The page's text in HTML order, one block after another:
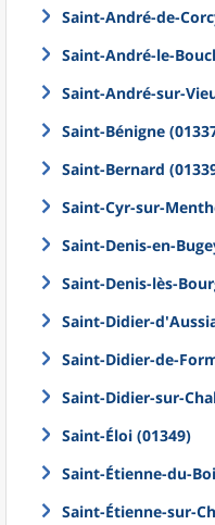
Saint-André-de-
Saint-André-le-
Saint-André-sur-
Saint-Bénigne
Saint-Bernard
Saint-Cyr-sur-
Saint-Denis-en-
Saint-Denis-lès-
Saint-Didier-
Saint-Didier-de-
Saint-Didier-sur-
Saint-Éloi (01349)
Saint-Étienne-du-
Saint-Étienne-sur-